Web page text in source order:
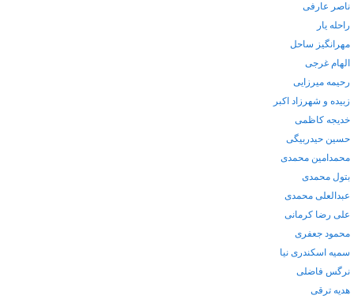
ناصر عارفی
راحله یار
مهرانگیز ساحل
الهام غرجی
رحیمه میرزایی
زبیده و شهرزاد اکبر
خدیجه کاظمی
حسین حیدربیگی
محمدامین محمدی
بتول محمدی
عبدالعلی محمدی
علی رضا کرمانی
محمود جعفری
سمیه اسکندری نیا
نرگس فاضلی
هدیه ترقی